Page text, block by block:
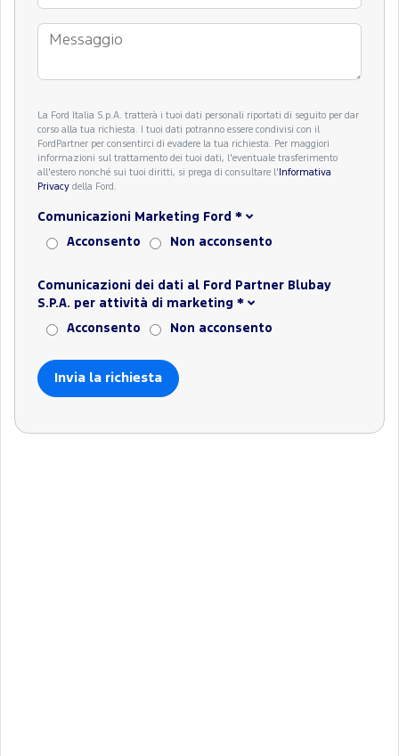
La Ford Italia S.p.A. tratterà i tuoi dati personali riportati di seguito per dar
corso alla tua richiesta. I tuoi dati potranno essere condivisi con il
FordPartner per consentirci di evadere la tua richiesta. Per maggiori
informazioni sul trattamento dei tuoi dati, l'eventuale trasferimento
all'estero nonché sui tuoi diritti, si prega di consultare l' Informativa
Privacy della Ford.
Comunicazioni Marketing Ford *
Acconsento Non acconsento
Comunicazioni dei dati al Ford Partner Blubay
S.P.A. per attività di marketing *
Acconsento Non acconsento